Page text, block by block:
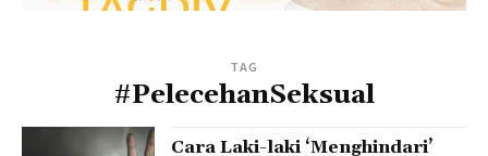
TAG
#PelecehanSeksual
Cara Laki-laki ‘Menghindari’